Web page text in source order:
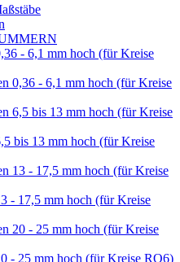
- 6,1 mm hoch (für Kreise
0,36 - 6,1 mm hoch (für Kreise
6,5 bis 13 mm hoch (für Kreise
bis 13 mm hoch (für Kreise
13 - 17,5 mm hoch (für Kreise
- 17,5 mm hoch (für Kreise
20 - 25 mm hoch (für Kreise
- 25 mm hoch (für Kreise RO6)